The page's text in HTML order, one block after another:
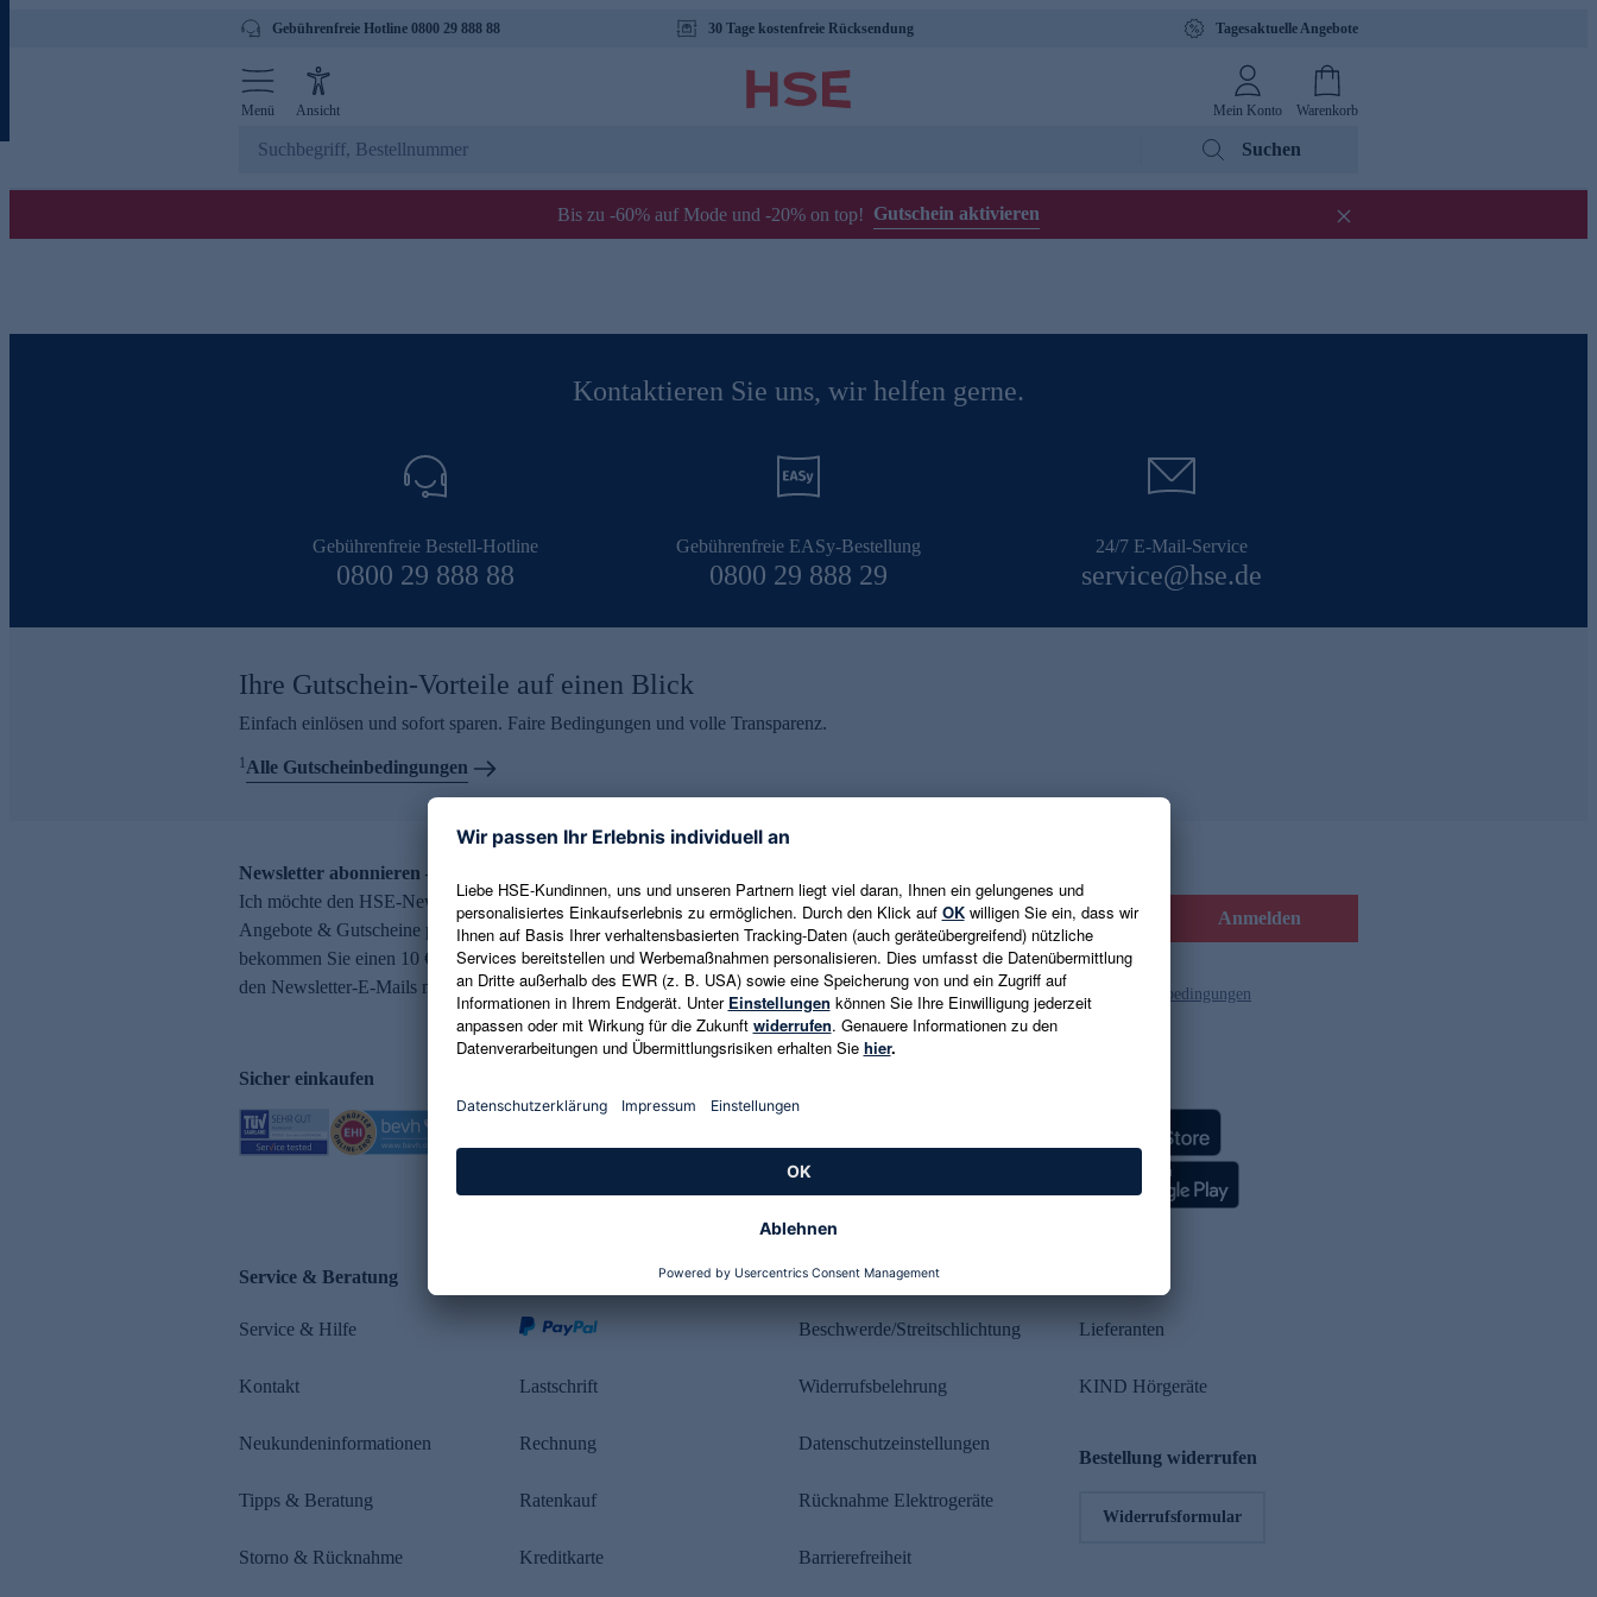
Gebührenfreie Hotline 0800 29 888 88 30 Tage kostenfreie Rücksendung Tagesaktuelle Angebote
Menü Ansicht Mein Konto Warenkorb
Suchen
Bis zu -60% auf Mode und -20% on top! Gutschein aktivieren
Kontaktieren Sie uns, wir helfen gerne.
Gebührenfreie Bestell-Hotline
0800 29 888 88
Gebührenfreie EASy-Bestellung
0800 29 888 29
24/7 E-Mail-Service
service@hse.de
Ihre Gutschein-Vorteile auf einen Blick
Einfach einlösen und sofort sparen. Faire Bedingungen und volle Transparenz.
1Alle Gutscheinbedingungen
Newsletter abonnieren – 10 € Gutschein erhalten
Ich möchte den HSE-Newsletter abonnieren und aktuelle Trends,
Angebote & Gutscheine per E-Mail erhalten. Als Dankeschön
bekommen Sie einen 10 € Gutschein. Eine Abmeldung ist jederzeit in
den Newsletter-E-Mails möglich.
E-Mail-Adresse eingeben Anmelden
Es gelten die Datenschutzrichtlinien und die Gutscheinbedingungen
Sicher einkaufen
Service & Beratung
Service & Hilfe
Kontakt
Neukundeninformationen
Tipps & Beratung
Storno & Rücknahme
Lastschrift
Rechnung
Ratenkauf
Kreditkarte
Rechtliches
Beschwerde/Streitschlichtung
Widerrufsbelehrung
Datenschutzeinstellungen
Rücknahme Elektrogeräte
Barrierefreiheit
Lieferanten
KIND Hörgeräte
Bestellung widerrufen
Widerrufsformular